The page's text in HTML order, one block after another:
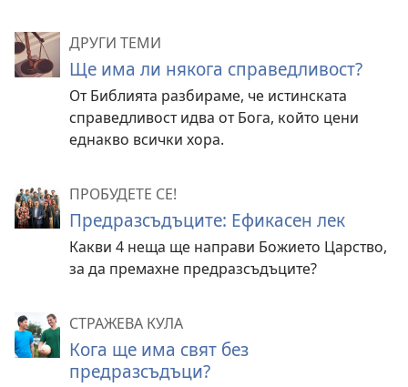
ДРУГИ ТЕМИ
Ще има ли някога справедливост?
От Библията разбираме, че истинската
справедливост идва от Бога, който цени
еднакво всички хора.
ПРОБУДЕТЕ СЕ!
Предразсъдъците: Ефикасен лек
Какви 4 неща ще направи Божието Царство,
за да премахне предразсъдъците?
СТРАЖЕВА КУЛА
Кога ще има свят без
предразсъдъци?